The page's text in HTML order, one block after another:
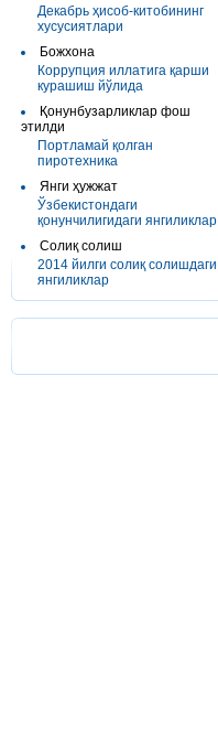
Декабрь ҳисоб-китобининг
хусусиятлари
Божхона
Коррупция иллатига қарши
курашиш йўлида
Қонунбузарликлар фош
этилди
Портламай қолган
пиротехника
Янги ҳужжат
Ўзбекистондаги
қонунчилигидаги янгиликлар
Солиқ солиш
2014 йилги солиқ солишдаги
янгиликлар